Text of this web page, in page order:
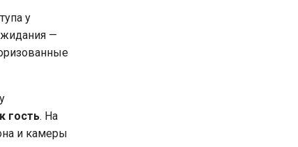
у
—
гость. На
и камеры